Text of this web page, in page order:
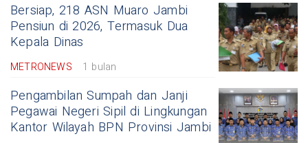
Bersiap, 218 ASN Muaro Jambi
Pensiun di 2026, Termasuk Dua
Kepala Dinas
METRONEWS 1 bulan
Pengambilan Sumpah dan Janji
Pegawai Negeri Sipil di Lingkungan
Kantor Wilayah BPN Provinsi Jambi